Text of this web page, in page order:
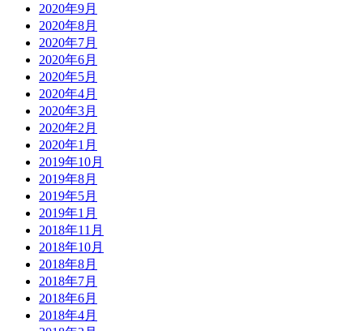
2020年9月
2020年8月
2020年7月
2020年6月
2020年5月
2020年4月
2020年3月
2020年2月
2020年1月
2019年10月
2019年8月
2019年5月
2019年1月
2018年11月
2018年10月
2018年8月
2018年7月
2018年6月
2018年4月